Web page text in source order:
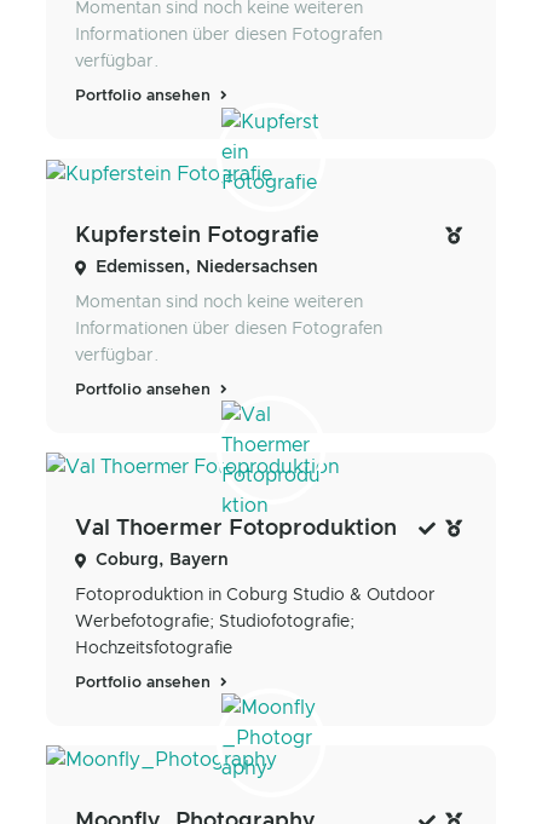
Momentan sind noch keine weiteren
Informationen über diesen Fotografen
verfügbar.
Portfolio ansehen
Kupferstein Fotografie
Edemissen, Niedersachsen
Momentan sind noch keine weiteren
Informationen über diesen Fotografen
verfügbar.
Portfolio ansehen
Val Thoermer Fotoproduktion
Coburg, Bayern
Fotoproduktion in Coburg Studio & Outdoor
Werbefotografie; Studiofotografie;
Hochzeitsfotografie
Portfolio ansehen